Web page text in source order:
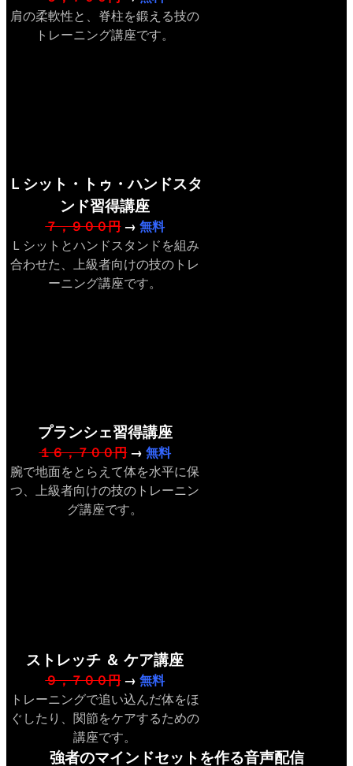
肩の柔軟性と、脊柱を鍛える技の
トレーニング講座です。
Ｌシット・トゥ・ハンドスタ
ンド習得講座
７，９００円 → 無料
Ｌシットとハンドスタンドを組み
合わせた、上級者向けの技のトレ
ーニング講座です。
プランシェ習得講座
１６，７００円 → 無料
腕で地面をとらえて体を水平に保
つ、上級者向けの技のトレーニン
グ講座です。
ストレッチ ＆ ケア講座
９，７００円 → 無料
トレーニングで追い込んだ体をほ
ぐしたり、関節をケアするための
講座です。
強者のマインドセットを作る音声配信